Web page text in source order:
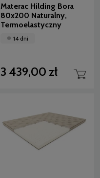
Materac Hilding Bora
80x200 Naturalny,
Termoelastyczny
14 dni
3 439,00 zł